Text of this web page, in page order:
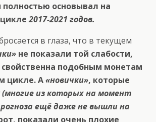
полностью основывал на
2017-2021 годов.
в глаза, что в текущем
не показали той слабости,
подобным монетам
цикле. А«новички», которые
(многие из которых на момент
ещё даже не вышли на
показали очень плохие